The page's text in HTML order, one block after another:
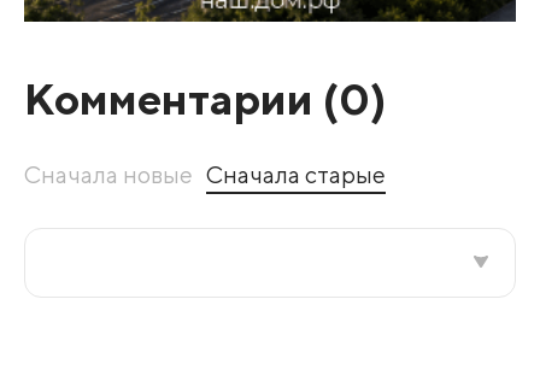
Комментарии (0)
Сначала новые Сначала старые